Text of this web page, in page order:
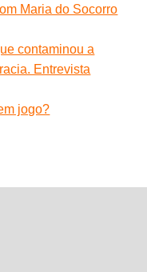
Maria do Socorro
contaminou a
Entrevista
jogo?